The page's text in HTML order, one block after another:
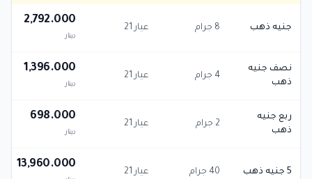
جنيه ذهب 8 جرام عيار 21
2,792.000
دينار
نصف جنيه
ذهب
4 جرام عيار 21
1,396.000
دينار
ربع جنيه
ذهب
2 جرام عيار 21
698.000
دينار
5 جنيه ذهب 40 جرام عيار 21
13,960.000